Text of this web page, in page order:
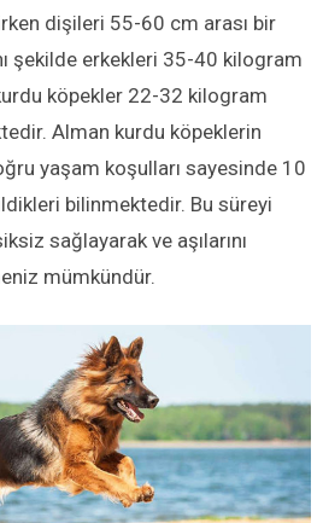
dişileri 55-60 cm arası bir
şekilde erkekleri 35-40 kilogram
köpekler 22-32 kilogram
Alman kurdu köpeklerin
yaşam koşulları sayesinde 10
bilinmektedir. Bu süreyi
sağlayarak ve aşılarını
mümkündür.